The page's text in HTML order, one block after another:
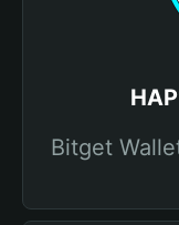
Bitget